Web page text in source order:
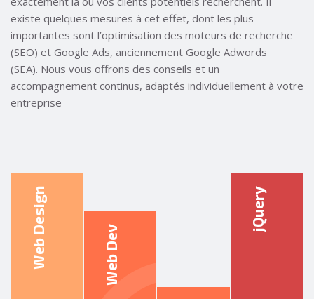
existe quelques mesures à cet effet, dont les plus
importantes sont l’optimisation des moteurs de recherche
(SEO) et Google Ads, anciennement Google Adwords
(SEA). Nous vous offrons des conseils et un
accompagnement continus, adaptés individuellement à votre
entreprise
Web Design Web Dev
jQuery